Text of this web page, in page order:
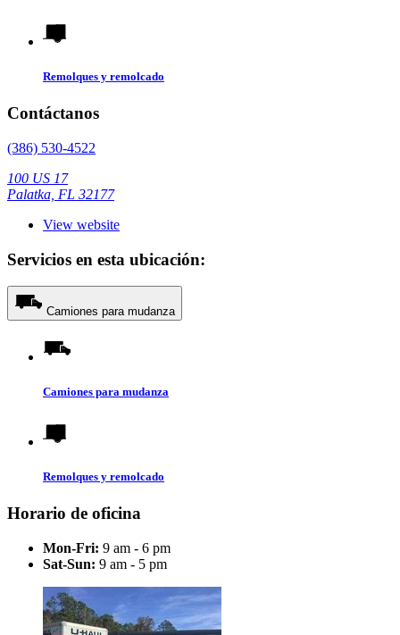
Remolques y remolcado
Contáctanos
(386) 530-4522
100 US 17
Palatka, FL 32177
View website
Servicios en esta ubicación:
Camiones para mudanza
Camiones para mudanza
Remolques y remolcado
Horario de oficina
Mon-Fri: 9 am - 6 pm
Sat-Sun: 9 am - 5 pm